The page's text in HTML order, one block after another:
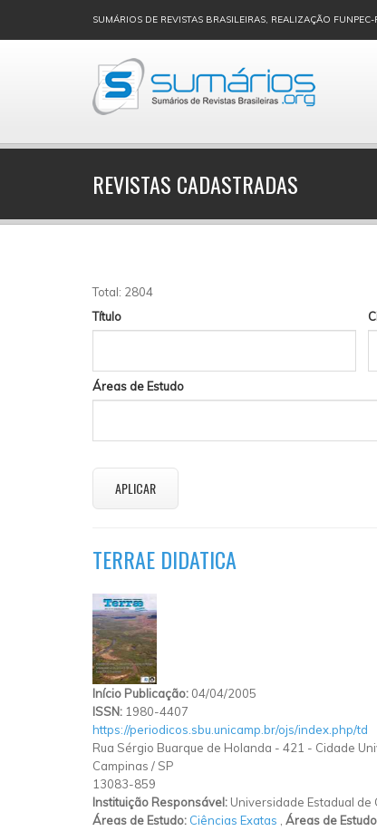
SUMÁRIOS DE REVISTAS BRASILEIRAS, REALIZAÇÃO FUNPEC-
REVISTAS CADASTRADAS
Total: 2804
Título
Áreas de Estudo
TERRAE DIDATICA
Início Publicação: 04/04/2005
ISSN: 1980-4407
https://periodicos.sbu.unicamp.br/ojs/index.php/td
Rua Sérgio Buarque de Holanda - 421 - Cidade
Campinas / SP
13083-859
Instituição Responsável: Universidade Estadual
Áreas de Estudo: Ciências Exatas Áreas de